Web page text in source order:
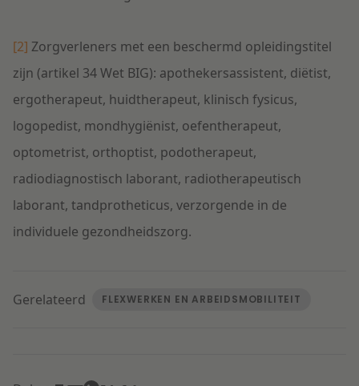
[2] Zorgverleners met een beschermd opleidingstitel
zijn (artikel 34 Wet BIG): apothekersassistent, diëtist,
ergotherapeut, huidtherapeut, klinisch fysicus,
logopedist, mondhygiënist, oefentherapeut,
optometrist, orthoptist, podotherapeut,
radiodiagnostisch laborant, radiotherapeutisch
laborant, tandprotheticus, verzorgende in de
individuele gezondheidszorg.
Gerelateerd FLEXWERKEN EN ARBEIDSMOBILITEIT